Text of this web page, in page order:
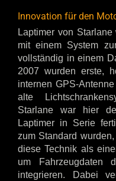
Innovation für den
Laptimer von
mit einem System
vollständig in einem
2007 wurden erste,
internen GPS-
alte
Starlane war hier
Laptimer in Serie
zum Standard
diese Technik als
um Fahrzeugdaten
integrieren. Dabei